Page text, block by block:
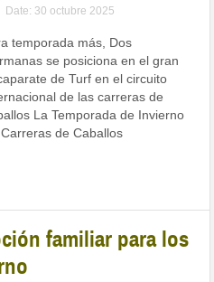
Date: 30 octubre 2025
temporada más, Dos
se posiciona en el gran
de Turf en el circuito
de las carreras de
La Temporada de Invierno
de Caballos
familiar para los